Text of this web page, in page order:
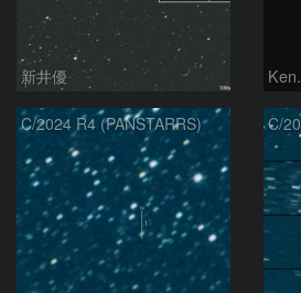
新井優
C/2024 R4 (PANSTARRS)